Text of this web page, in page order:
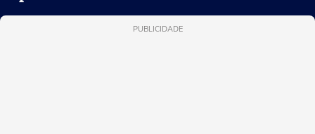
PUBLICIDADE